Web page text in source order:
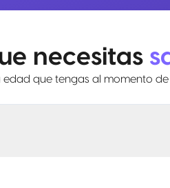
necesitas
que tengas al momento